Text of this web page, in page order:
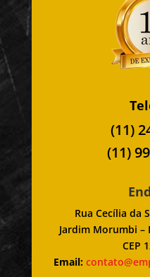
(11)
(11)
Rua Cecília da
Jardim Morumbi –
CEP
Email: